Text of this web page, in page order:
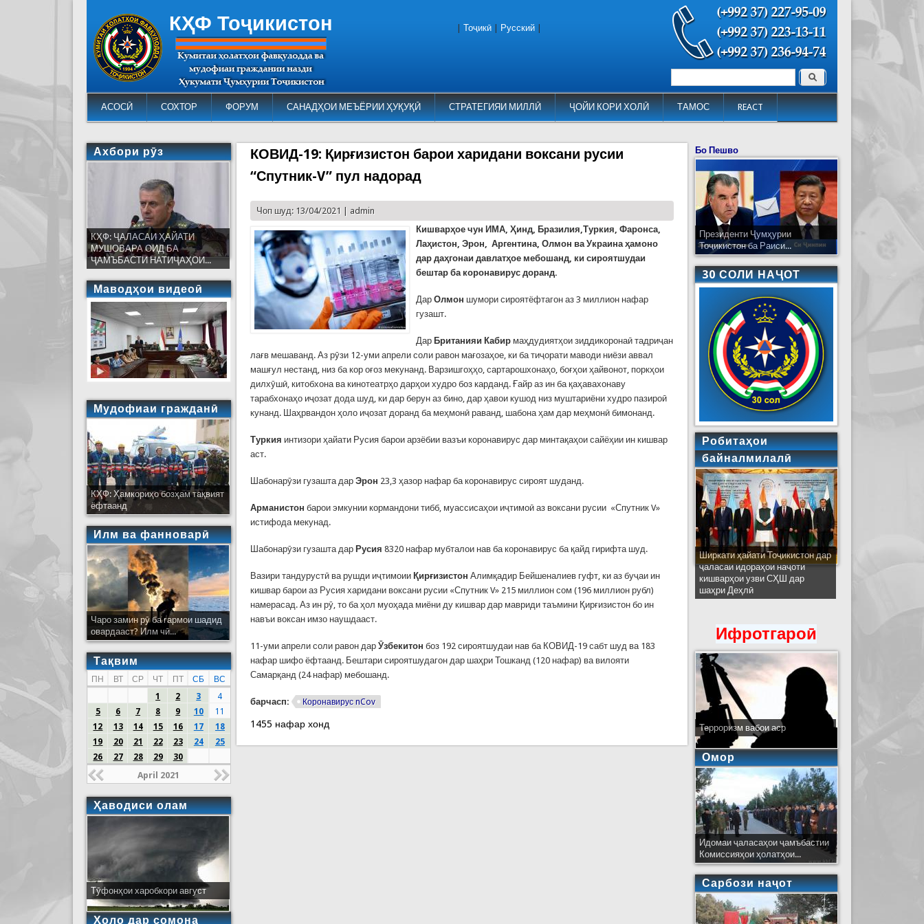
КҲФ Тоҷикистон
АСОСӢ СОХТОР ФОРУМ САНАДҲОИ МЕЪЁРИИ ҲУҚУҚӢ СТРАТЕГИЯИ МИЛЛӢ ҶОЙИ КОРИ ХОЛӢ ТАМОС REACT
Форма поиска Поиск
Тоҷикӣ Русский
КОВИД-19: Қирғизистон барои харидани воксани русии
“Спутник-V” пул надорад
Чоп шуд: 13/04/2021 | admin
Кишварҳое чун ИМА, Ҳинд, Бразилия,Туркия, Фаронса,
Лаҳистон, Эрон, Аргентина, Олмон ва Украинаҳамоно
дар даҳгонаи давлатҳое мебошанд, ки сироятшудаи
бештар ба коронавирус доранд.
ДарОлмон шумори сироятёфтагон аз 3 миллион нафар
гузашт.
Дар Британияи Кабир маҳдудиятҳои зиддикоронаӣ тадриҷан
лағв мешаванд. Аз рӯзи 12-уми апрели соли равон мағозаҳое, ки ба тиҷорати маводи ниёзи аввал
машғул нестанд, низ ба кор оғоз мекунанд. Варзишгоҳҳо, сартарошхонаҳо, боғҳои ҳайвонот, поркҳои
дилхӯшӣ, китобхона ва кинотеатрҳо дарҳои худро боз карданд. Ғайр аз ин ба қаҳавахонаву
тарабхонаҳо иҷозат дода шуд, ки дар берун аз бино, дар ҳавои кушод низ муштариёни худро пазироӣ
кунанд. Шаҳрвандон ҳоло иҷозат доранд ба меҳмонӣ раванд, шабона ҳам дар меҳмонӣ бимонанд.
Туркия интизори ҳайати Русия барои арзёбии вазъи коронавирус дар минтақаҳои сайёҳии ин кишвар
аст.
Шабонарӯзи гузашта дарЭрон 23,3 ҳазор нафар ба коронавирус сироят шуданд.
Арманистонбарои эмкунии кормандони тибб, муассисаҳои иҷтимоӣ аз воксани русии «Спутник V»
истифода мекунад.
Шабонарӯзи гузашта дар Русия8320 нафар мубталои нав ба коронавирус ба қайд гирифта шуд.
Вазири тандурустӣ ва рушди иҷтимоии Қирғизистон Алимқадир Бейшеналиев гуфт, ки аз буҷаи ин
кишвар барои аз Русия харидани воксани русии «Спутник V» 215 миллион сом (196 миллион рубл)
намерасад. Аз ин рӯ, то ба ҳол муоҳада миёни ду кишвар дар мавриди таъмини Қирғизистон бо ин
навъи воксан имзо наушдааст.
11-уми апрели соли равон дарӮзбекитон боз 192 сироятшудаи нав ба КОВИД-19 сабт шуд ва 183
нафар шифо ёфтаанд. Бештари сироятшудагон дар шаҳри Тошканд (120 нафар) ва вилояти
Самарқанд (24 нафар) мебошанд.
барчасп: Коронавирус nCov
1455 нафар хонд
Ахбори рӯз
КҲФ: ҶАЛАСАИ ҲАЙАТИ
МУШОВАРА ОИД БА
ҶАМЪБАСТИ НАТИҶАҲОИ...
Маводҳои видеоӣ
Мудофиаи гражданӣ
КҲФ: Ҳамкориҳо бозҳам тақвият
ёфтаанд
Илм ва фанноварӣ
Чаро замин рӯ ба гармои шадид
овардааст? Илм чӣ...
Тақвим
ПН ВТ СР ЧТ ПТ СБ
ВС
1
2 3
4
5
6 7 8 9 10
11
12
13 14 15 16 17
18
19
20 21 22 23 24
25
26
27 28 29 30
April 2021
Ҳаводиси олам
Тӯфонҳои харобкори август
Ҳоло дар сомона
Бо Пешво
Президенти Ҷумҳурии
Тоҷикистон ба Раиси...
30 СОЛИ НАҶОТ
Робитаҳои
байналмилалӣ
Ширкати ҳайати Тоҷикистон дар
ҷаласаи идораҳои наҷоти
кишварҳои узви СҲШ дар
шаҳри Деҳлӣ
Ифротгароӣ
Терроризм вабои аср
Омор
Идомаи ҷаласаҳои ҷамъбастии
Комиссияҳои ҳолатҳои...
Сарбози наҷот